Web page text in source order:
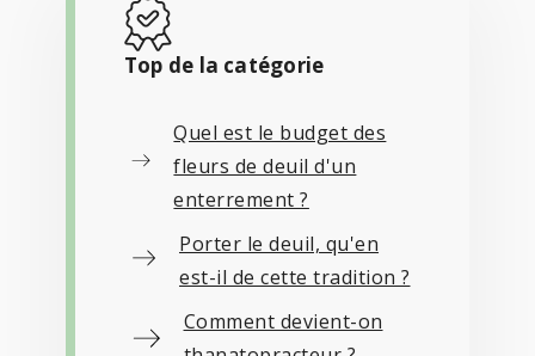
Top de la catégorie
Quel est le budget des
fleurs de deuil d'un
enterrement ?
Porter le deuil, qu'en
est-il de cette tradition ?
Comment devient-on